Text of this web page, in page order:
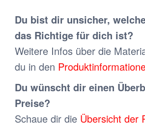
Du bist dir unsicher,
das Richtige für dich ist?
Weitere Infos über die
du in den
Du wünscht dir einen
Preise?
Schaue dir die Übersicht der